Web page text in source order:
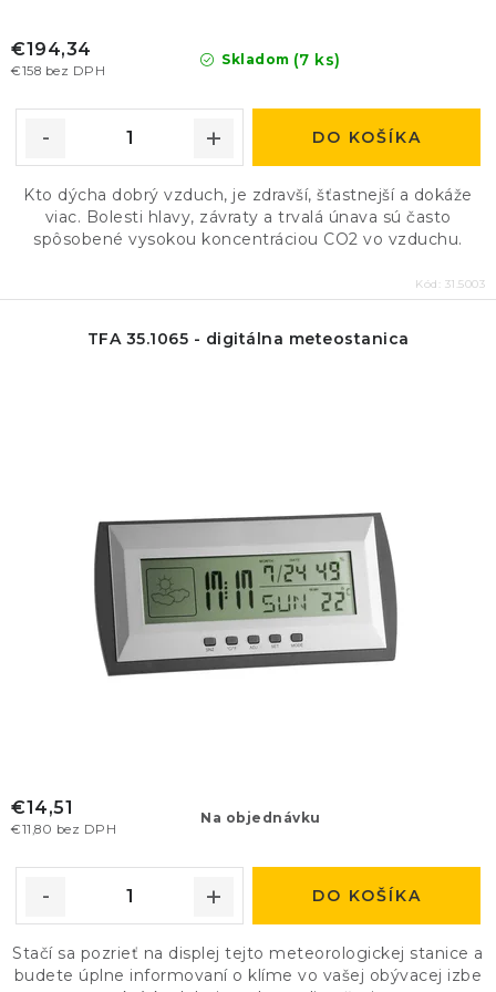
Skladom (7 ks)
€158 bez DPH
€194,34
DO KOŠÍKA
Kto dýcha dobrý vzduch, je zdravší, šťastnejší a dokáže
viac. Bolesti hlavy, závraty a trvalá únava sú často
spôsobené vysokou koncentráciou CO2 vo vzduchu.
Kód: 31.5003
TFA 35.1065 - digitálna meteostanica
Na objednávku
€11,80 bez DPH
€14,51
DO KOŠÍKA
Stačí sa pozrieť na displej tejto meteorologickej stanice a
budete úplne informovaní o klíme vo vašej obývacej izbe